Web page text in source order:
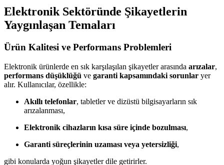
Elektronik Sektöründe Şikayetlerin
Yaygınlaşan Temaları
Ürün Kalitesi ve Performans Problemleri
Elektronik ürünlerde en sık karşılaşılan şikayetler arasında arızalar,
performans düşüklüğü ve garanti kapsamındaki sorunlar yer
alır. Kullanıcılar, özellikle:
Akıllı telefonlar, tabletler ve dizüstü bilgisayarların sık
arızalanması,
Elektronik cihazların kısa süre içinde bozulması,
Garanti süreçlerinin uzaması veya yetersizliği,
gibi konularda yoğun şikayetler dile getirirler.